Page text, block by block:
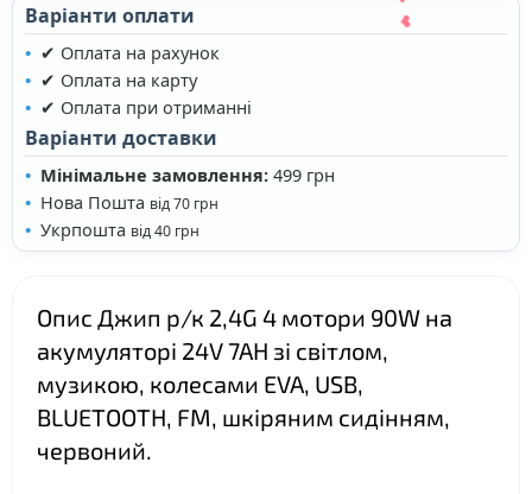
Варіанти оплати
✔ Оплата на рахунок
✔ Оплата на карту
✔ Оплата при отриманні
Варіанти доставки
Мінімальне замовлення: 499 грн
Нова Пошта від 70 грн
Укрпошта від 40 грн
Опис Джип р/к 2,4G 4 мотори 90W на
акумуляторі 24V 7AH зі світлом,
музикою, колесами EVA, USB,
BLUETOOTH, FM, шкіряним сидінням,
червоний.
❤
❤